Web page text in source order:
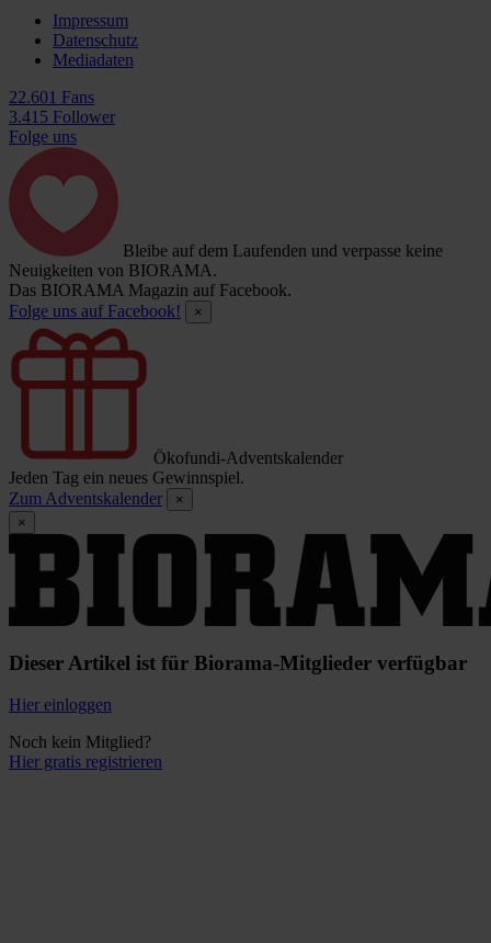
Impressum
Datenschutz
Mediadaten
22.601 Fans
3.415 Follower
Folge uns
Bleibe auf dem Laufenden und verpasse keine
Neuigkeiten von BIORAMA.
Das BIORAMA Magazin auf Facebook.
Folge uns auf Facebook!
×
Ökofundi-Adventskalender
Jeden Tag ein neues Gewinnspiel.
Zum Adventskalender
×
×
Dieser Artikel ist für Biorama-Mitglieder verfügbar
Hier einloggen
Noch kein Mitglied?
Hier gratis registrieren